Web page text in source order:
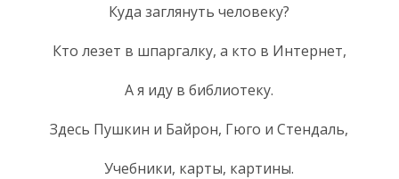
Куда заглянуть человеку?
Кто лезет в шпаргалку, а кто в Интернет,
А я иду в библиотеку.
Здесь Пушкин и Байрон, Гюго и Стендаль,
Учебники, карты, картины.